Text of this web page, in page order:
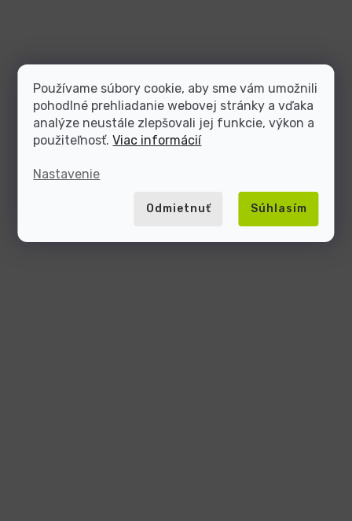
Používame súbory cookie, aby sme vám umožnili
pohodlné prehliadanie webovej stránky a vďaka
analýze neustále zlepšovali jej funkcie, výkon a
použiteľnosť.Viac informácií
Nastavenie
Odmietnuť Súhlasím